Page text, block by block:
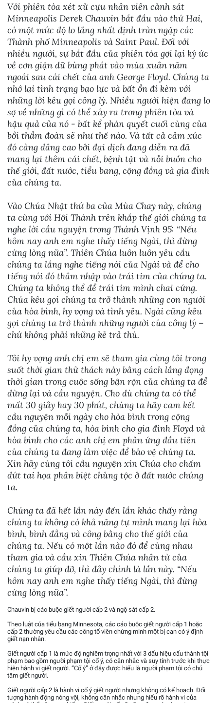
Với phiên tòa xét xử cựu nhân viên cảnh sát
Minneapolis Derek Chauvin bắt đầu vào thứ Hai,
có một mức độ lo lắng nhất định tràn ngập các
Thành phố Minneapolis và Saint Paul. Đối với
nhiều người, sự bắt đầu của phiên tòa gợi lại ký ức
về cơn giận dữ bùng phát vào mùa xuân năm
ngoái sau cái chết của anh George Floyd. Chúng ta
nhớ lại tình trạng bạo lực và bất ổn đi kèm với
những lời kêu gọi công lý. Nhiều người hiện đang lo
sợ về những gì có thể xảy ra trong phiên tòa và
hậu quả của nó - bất kể phán quyết cuối cùng của
bồi thẩm đoàn sẽ như thế nào. Và tất cả cảm xúc
đó càng dâng cao bởi đại dịch đang diễn ra đã
mang lại thêm cái chết, bệnh tật và nỗi buồn cho
thế giới, đất nước, tiểu bang, cộng đồng và gia đình
của chúng ta.
Vào Chúa Nhật thứ ba của Mùa Chay này, chúng
ta cùng với Hội Thánh trên khắp thế giới chúng ta
nghe lời cầu nguyện trong Thánh Vịnh 95: “Nếu
hôm nay anh em nghe thấy tiếng Ngài, thì đừng
cứng lòng nữa”. Thiên Chúa luôn luôn yêu cầu
chúng ta lắng nghe tiếng nói của Ngài và để cho
tiếng nói đó thâm nhập vào trái tim của chúng ta.
Chúng ta không thể để trái tim mình chai cứng.
Chúa kêu gọi chúng ta trở thành những con người
của hòa bình, hy vọng và tình yêu. Ngài cũng kêu
gọi chúng ta trở thành những người của công lý –
chứ không phải những kẻ trả thù.
Tôi hy vọng anh chị em sẽ tham gia cùng tôi trong
suốt thời gian thử thách này bằng cách lắng đọng
thời gian trong cuộc sống bận rộn của chúng ta để
dừng lại và cầu nguyện. Cho dù chúng ta có thể
mất 30 giây hay 30 phút, chúng ta hãy cam kết
cầu nguyện mỗi ngày cho hòa bình trong cộng
đồng của chúng ta, hòa bình cho gia đình Floyd và
hòa bình cho các anh chị em phản ứng đầu tiên
của chúng ta đang làm việc để bảo vệ chúng ta.
Xin hãy cùng tôi cầu nguyện xin Chúa cho chấm
dứt tai họa phân biệt chủng tộc ở đất nước chúng
ta.
Chúng ta đã hết lần này đến lần khác thấy rằng
chúng ta không có khả năng tự mình mang lại hòa
bình, bình đẳng và công bằng cho thế giới của
chúng ta. Nếu có một lần nào đó để cùng nhau
tham gia và cầu xin Thiên Chúa nhân từ của
chúng ta giúp đỡ, thì đây chính là lần này. “Nếu
hôm nay anh em nghe thấy tiếng Ngài, thì đừng
cứng lòng nữa”.
Chauvin bị cáo buộc giết người cấp 2 và ngộ sát cấp 2.
Theo luật của tiểu bang Minnesota, các cáo buộc giết người cấp 1 hoặc
cấp 2 thường yêu cầu các công tố viên chứng minh một bị can có ý định
giết nạn nhân.
Giết người cấp 1 là mức độ nghiêm trọng nhất với 3 dấu hiệu cấu thành tội
phạm bao gồm người phạm tội cố ý, có cân nhắc và suy tính trước khi thực
hiện hành vi giết người. “Cố ý” ở đây được hiểu là người phạm tội có chủ
tâm giết người.
Giết người cấp 2 là hành vi cố ý giết người nhưng không có kế hoạch. Đối
tượng hành động nóng vội, không cân nhắc nhưng hiểu rõ hành vi của